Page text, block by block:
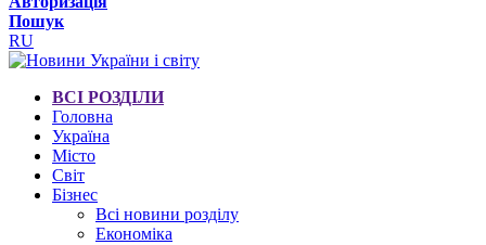
Пошук
RU
ВСІ РОЗДІЛИ
Головна
Україна
Місто
Світ
Бізнес
Всі новини розділу
Економіка